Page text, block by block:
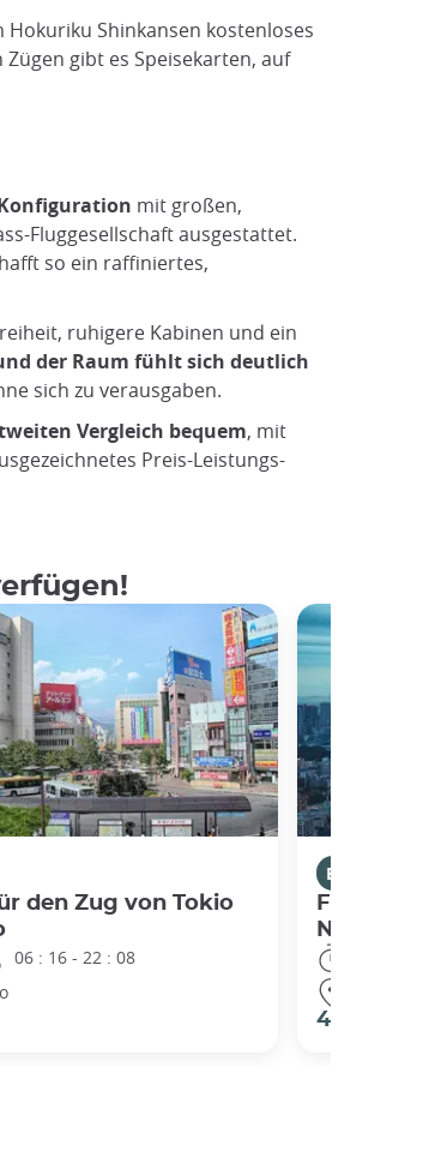
Shinkansen kostenloses
gibt es Speisekarten, auf
mit großen,
Fluggesellschaft ausgestattet.
so ein raffiniertes,
ruhigere Kabinen und ein
der Raum fühlt sich deutlich
sich zu verausgaben.
Vergleich bequem, mit
Preis-Leistungs-
den Zug von Tokio
06 : 16 - 22 : 08
Bahntickets
Nagano
42 €